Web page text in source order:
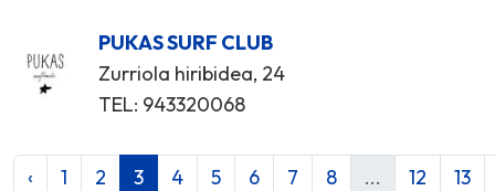
PUKAS SURF CLUB
Zurriola hiribidea, 24
TEL: 943320068
‹ 1 2 3 4 5 6 7 8 ... 12 13